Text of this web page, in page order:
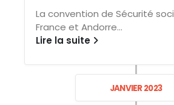
La convention de Sécurité
France et Andorre...
Lire la suite
JANVIER 2023